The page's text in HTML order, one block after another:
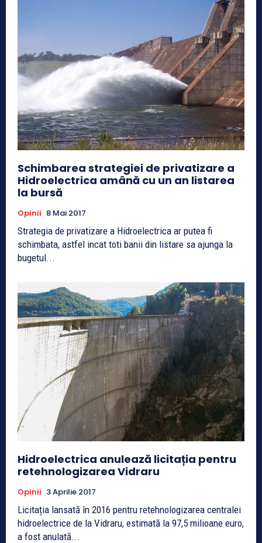
Schimbarea strategiei de privatizare a
Hidroelectrica amână cu un an listarea
la bursă
Opinii 8 Mai 2017
Strategia de privatizare a Hidroelectrica ar putea fi
schimbata, astfel incat toti banii din listare sa ajunga la
bugetul...
Hidroelectrica anulează licitația pentru
retehnologizarea Vidraru
Opinii 3 Aprilie 2017
Licitația lansată în 2016 pentru retehnologizarea centralei
hidroelectrice de la Vidraru, estimată la 97,5 milioane euro,
a fost anulată...